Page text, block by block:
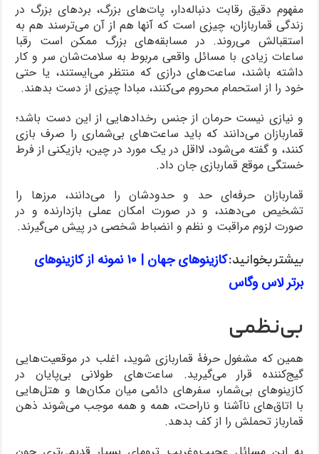
مفهوم دقیق رقابت دنباله‌دار، پات‌های بزرگ، بردهای بزرگ در
زندگی قماربازان، چیزی ا‌ست که آنها هم از آن می‌ترسند هم به
استقبالش می‌روند. در مسابقه‌های بزرگ ممکن است رقبا
ساعات زیادی با مسائل واقعی مربوط به سلامت‌شان سر و کار
داشته باشند، ساعت‌های درازی که منتظر می‌ایستند، یا حتی
خود را از استحمام محروم می‌کنند، مبادا چیزی از دست بدهند.
و نیازی نیست حرمان از جنس رخدادهایی از این دست باشد؛
قماربازان می‌دانند که باید ساعت‌های بی‌شماری را صرف بازی
کنند، و گفته می‌شود، لااقل در یک مورد در چین، بازیکنی از فرط
خستگی موقع قماربازی جان داد.
قماربازان حرفه‌ای حد و حدودشان را می‌دانند، مرزها را
تشخیص می‌دهند، و در صورت امکان عملی بازدارنده و در
صورت لزوم مراقبت و نظم و انضباط شخصی در پیش می‌گیرند.
بیشتر بخوانید:
کازینوهای جهان | ۱۰ نمونه از کازینوهای
برتر لاس وگاس
بی‌نظمی
همین که مشغول حرفۀ قماربازی شوید، اغلب در موقعیت‌هایی
گیج‌کننده قرار می‌گیرید. ساعت‌های طولانی بی‌پایان در
کازینوهای بی‌شمار، سفرهای دائمی میان مکان‌ها و هتل‌هایی
با اتاق‌های ناآشنا و ناراحت، همه و همه موجب می‌شوند ذهن
قمارباز تحملش را از کف بدهد.